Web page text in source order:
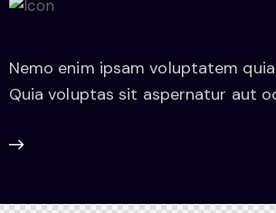
Nemo enim ipsam voluptatem
Quia voluptas sit aspernatur aut